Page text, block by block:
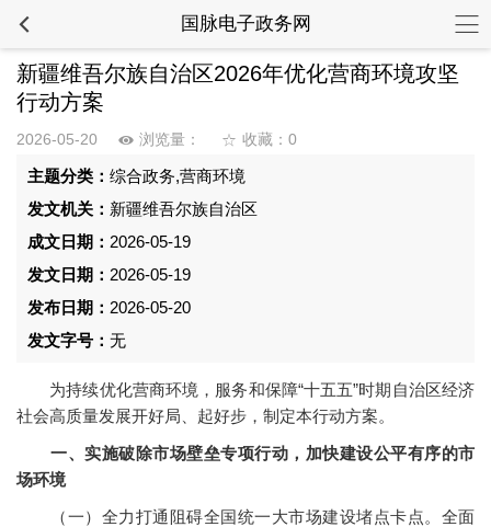
国脉电子政务网
新疆维吾尔族自治区2026年优化营商环境攻坚
行动方案
2026-05-20 浏览量： 收藏：0
主题分类： 综合政务,营商环境
发文机关： 新疆维吾尔族自治区
成文日期： 2026-05-19
发文日期： 2026-05-19
发布日期： 2026-05-20
发文字号： 无
为持续优化营商环境，服务和保障“十五五”时期自治区经济
社会高质量发展开好局、起好步，制定本行动方案。
一、实施破除市场壁垒专项行动，加快建设公平有序的市
场环境
（一）全力打通阻碍全国统一大市场建设堵点卡点。全面